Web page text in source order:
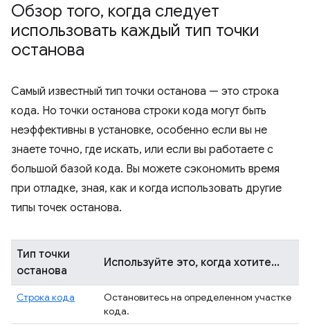
Обзор того, когда следует
использовать каждый тип точки
останова
Самый известный тип точки останова — это строка
кода. Но точки останова строки кода могут быть
неэффективны в установке, особенно если вы не
знаете точно, где искать, или если вы работаете с
большой базой кода. Вы можете сэкономить время
при отладке, зная, как и когда использовать другие
типы точек останова.
Тип точки
останова
Используйте это, когда хотите...
Строка кода
Остановитесь на определенном участке
кода.